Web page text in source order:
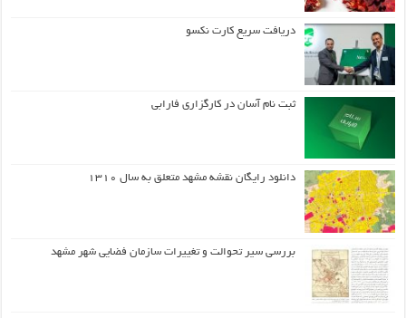
دریافت سریع کارت نکسو
ثبت نام آسان در کارگزاری فارابی
دانلود رایگان نقشه مشهد متعلق به سال ۱۳۱۰
بررسی سیر تحوالت و تغییرات سازمان فضایی شهر مشهد